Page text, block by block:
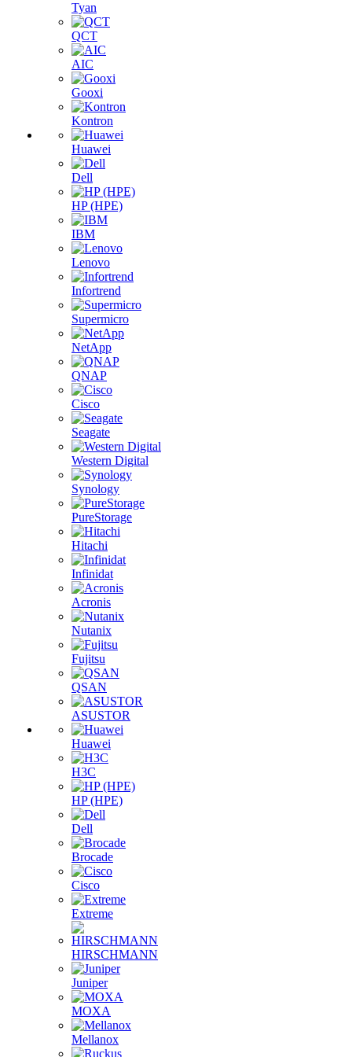
Tyan
QCT
AIC
Gooxi
Kontron
Huawei
Dell
HP (HPE)
IBM
Lenovo
Infortrend
Supermicro
NetApp
QNAP
Cisco
Seagate
Western Digital
Synology
PureStorage
Hitachi
Infinidat
Acronis
Nutanix
Fujitsu
QSAN
ASUSTOR
Huawei
H3C
HP (HPE)
Dell
Brocade
Cisco
Extreme
HIRSCHMANN
Juniper
MOXA
Mellanox